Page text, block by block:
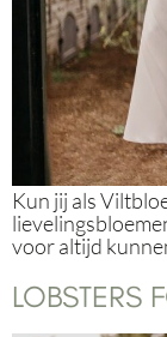
Kun jij als
voor altijd
LOBSTERS